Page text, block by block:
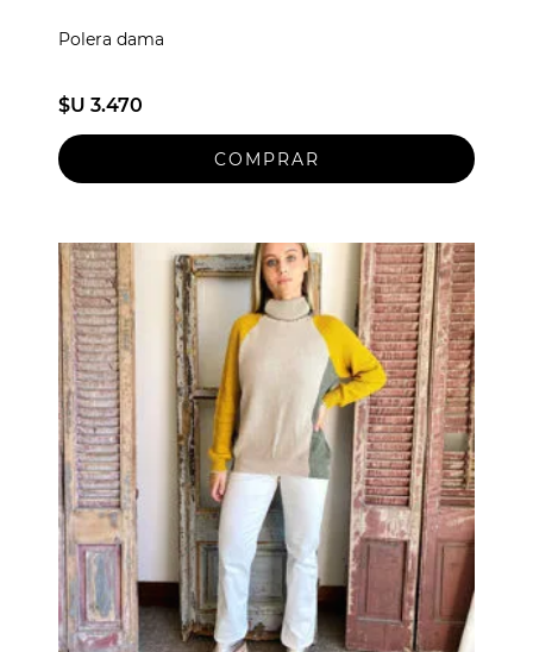
Polera dama
$U 3.470